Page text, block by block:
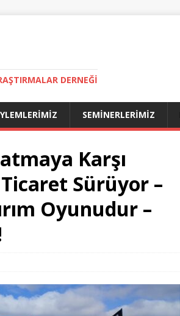
DERNEĞI
SEMINERLERIMIZ
Karşı
Sürüyor –
Oyunudur –